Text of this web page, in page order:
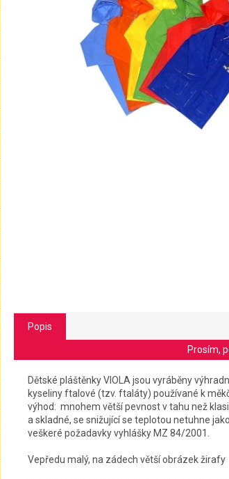
Popis
Prosím,
Dětské pláštěnky VIOLA jsou vyráběny
kyseliny ftalové (tzv. ftaláty) používané k
výhod: mnohem větší pevnost v tahu než
a skladné, se snižující se teplotou netuhne
veškeré požadavky vyhlášky MZ 84/2001.
Vepředu malý, na zádech větší obrázek žirafy